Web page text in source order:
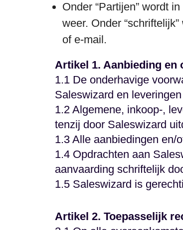
Onder “Partijen” wordt
weer. Onder
of e-mail.
Artikel 1. Aanbieding en
1.1 De onderhavige
Saleswizard en
1.2 Algemene, inkoop-,
tenzij door Saleswizard
1.3 Alle aanbiedingen en/
1.4 Opdrachten aan
aanvaarding schriftelijk
1.5 Saleswizard is
Artikel 2. Toepasselijk